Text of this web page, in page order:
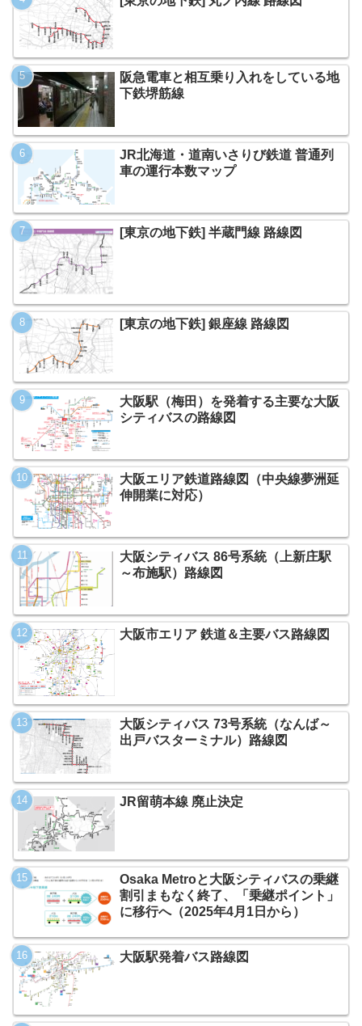
阪急電車と相互乗り入れをしている地
下鉄堺筋線
JR北海道・道南いさりび鉄道 普通列
車の運行本数マップ
[東京の地下鉄] 半蔵門線 路線図
[東京の地下鉄] 銀座線 路線図
大阪駅（梅田）を発着する主要な大阪
シティバスの路線図
大阪エリア鉄道路線図（中央線夢洲延
伸開業に対応）
大阪シティバス 86号系統（上新庄駅
～布施駅）路線図
大阪市エリア 鉄道＆主要バス路線図
大阪シティバス 73号系統（なんば～
出戸バスターミナル）路線図
JR留萌本線 廃止決定
Osaka Metroと大阪シティバスの乗継
割引まもなく終了、「乗継ポイント」
に移行へ（2025年4月1日から）
大阪駅発着バス路線図